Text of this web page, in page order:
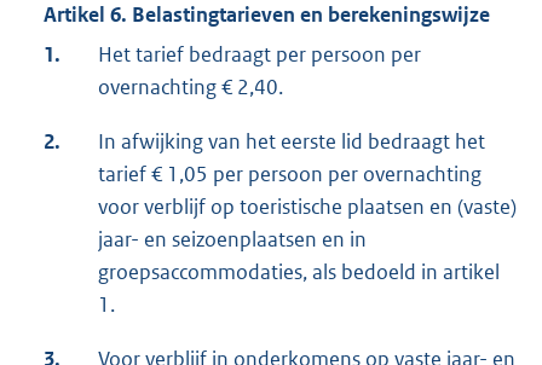
Artikel 6. Belastingtarieven en berekeningswijze
1.
Het tarief bedraagt per persoon per
overnachting € 2,40.
2.
In afwijking van het eerste lid bedraagt het
tarief € 1,05 per persoon per overnachting
voor verblijf op toeristische plaatsen en (vaste)
jaar- en seizoenplaatsen en in
groepsaccommodaties, als bedoeld in artikel
1.
3.
Voor verblijf in onderkomens op vaste jaar- en